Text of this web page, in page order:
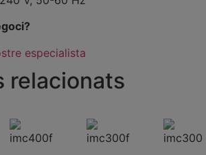
especialista
relacionats